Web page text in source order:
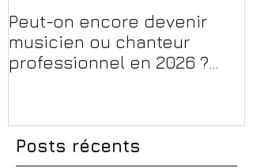
Peut-on encore devenir
musicien ou chanteur
professionnel en 2026 ?
Posts récents